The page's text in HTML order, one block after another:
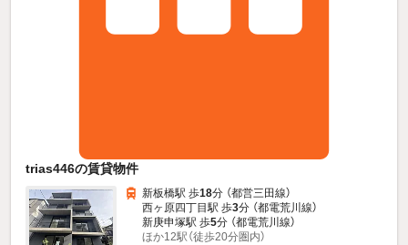
trias446の賃貸物件
新板橋駅 歩18分 （都営三田線）
西ヶ原四丁目駅 歩3分 （都電荒川線）
新庚申塚駅 歩5分 （都電荒川線）
ほか12駅（徒歩20分圏内）